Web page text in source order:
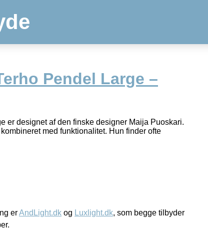
Pendel Large –
er designet af den finske designer Maija Puoskari.
med funktionalitet. Hun finder ofte
erAndLight.dk og Luxlight.dk, som begge tilbyder